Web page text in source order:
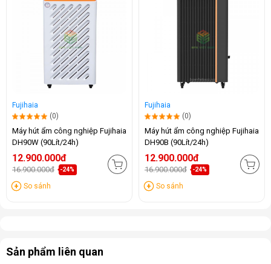
Fujihaia
(0)
Máy hút ẩm công nghiệp Fujihaia
DH90W (90Lít/24h)
12.900.000đ
16.900.000đ -24%
So sánh
Fujihaia
(0)
Máy hút ẩm công nghiệp Fujihaia
DH90B (90Lít/24h)
12.900.000đ
16.900.000đ -24%
So sánh
Sản phẩm liên quan